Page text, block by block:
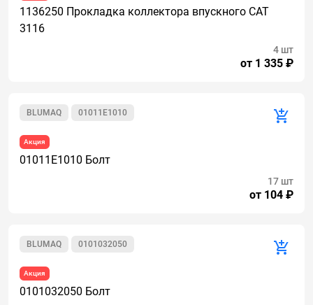
1136250 Прокладка коллектора впускного CAT
3116
от 1 335 ₽
4 шт
01011E1010
BLUMAQ
Акция
01011E1010 Болт
от 104 ₽
17 шт
0101032050
BLUMAQ
Акция
0101032050 Болт